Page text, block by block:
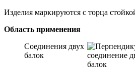
Изделия маркируются с торца
Область применения
Соединения двух
балок